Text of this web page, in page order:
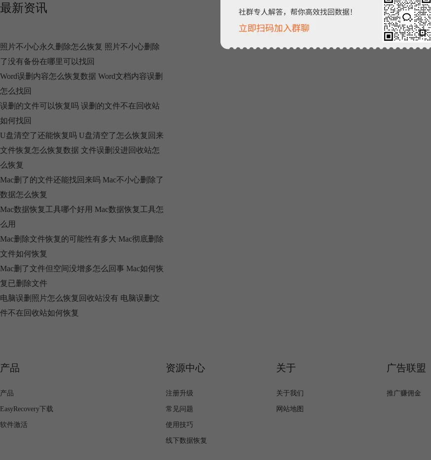
最新资讯
照片不小心永久删除怎么恢复 照片不小心删除
了没有备份在哪里可以找回
Word误删内容怎么恢复数据 Word文档内容误删
怎么找回
误删的文件可以恢复吗 误删的文件不在回收站
如何找回
U盘清空了还能恢复吗 U盘清空了怎么恢复回来
文件恢复怎么恢复数据 文件误删没进回收站怎
么恢复
Mac删了的文件还能找回来吗 Mac不小心删除了
数据怎么恢复
Mac数据恢复工具哪个好用 Mac数据恢复工具怎
么用
Mac删除文件恢复的可能性有多大 Mac彻底删除
文件如何恢复
Mac删了文件但空间没增多怎么回事 Mac如何恢
复已删除文件
电脑误删照片怎么恢复回收站没有 电脑误删文
件不在回收站如何恢复
产品
产品
EasyRecovery下载
软件激活
资源中心
注册升级
常见问题
使用技巧
线下数据恢复
关于
关于我们
网站地图
广告联盟
推广赚佣金